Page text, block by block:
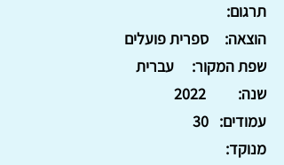
תרגום:
ספרית פועלים
הוצאה:
עברית
שפת המקור:
2022
שנה:
30 עמודים:
מנוקד: